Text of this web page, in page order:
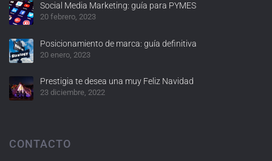
Social Media Marketing: guía para PYMES
20 febrero, 2023
Posicionamiento de marca: guía definitiva
20 enero, 2023
Prestigia te desea una muy Feliz Navidad
23 diciembre, 2022
CONTACTO